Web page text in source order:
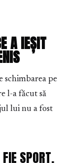
A IEȘIT
schimbarea pe
l-a făcut să
lui nu a fost
SPORT.